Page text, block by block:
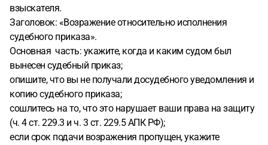
взыскателя.
Заголовок: «Возражение относительно исполнения
судебного приказа».
Основная часть: укажите, когда и каким судом был
вынесен судебный приказ;
опишите, что вы не получали досудебного уведомления и
копию судебного приказа;
сошлитесь на то, что это нарушает ваши права на защиту
(ч. 4 ст. 229.3 и ч. 3 ст. 229.5 АПК РФ);
если срок подачи возражения пропущен, укажите